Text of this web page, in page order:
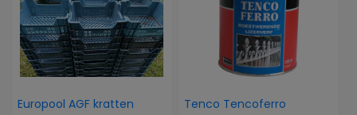
Europool AGF kratten
Tenco Tencoferro